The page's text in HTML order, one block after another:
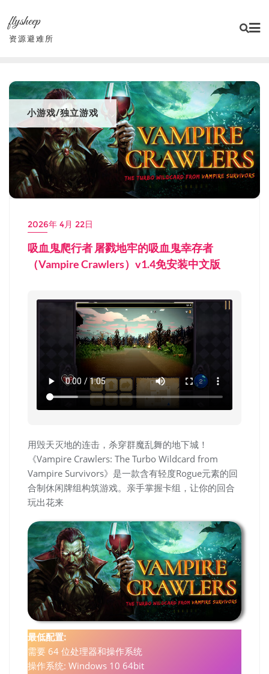
content
flysheep
资源避难所
小游戏/独立游戏
2026年 4月 22日
吸血鬼爬行者 屠戮地牢的吸血鬼幸存者
（Vampire Crawlers）v1.4免安装中文版
用毁天灭地的连击，杀穿群魔乱舞的地下城！
《Vampire Crawlers: The Turbo Wildcard from
Vampire Survivors》是一款含有轻度Rogue元素的回
合制休闲牌组构筑游戏。亲手掌握卡组，让你的回合
玩出花来​​
最低配置:
需要 64 位处理器和操作系统
操作系统: Windows 10 64bit